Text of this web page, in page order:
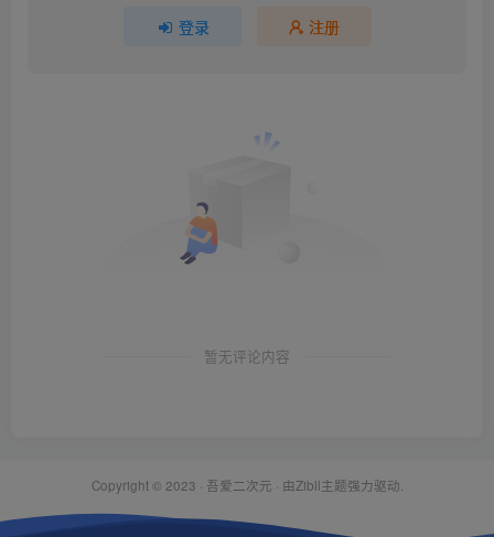
登录 注册
暂无评论内容
Copyright © 2023 · 吾爱二次元 · 由Zibll主题强力驱动.